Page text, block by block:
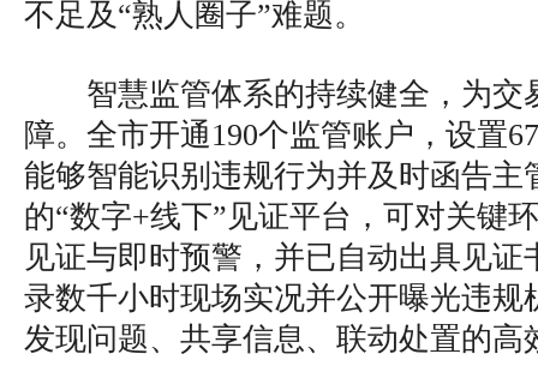
不足及“熟人圈子”难题。
智慧监管体系的持续健全，为交
障。全市开通190个监管账户，设置
能够智能识别违规行为并及时函告主
的“数字+线下”见证平台，可对关键
见证与即时预警，并已自动出具见证
录数千小时现场实况并公开曝光违规
发现问题、共享信息、联动处置的高